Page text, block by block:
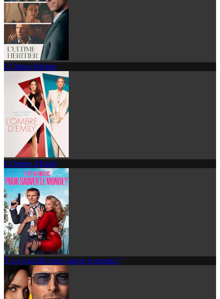
L'Ultime Héritier
L'Ombre d'Emily
Y a-t-il un flic pour sauver le monde ?